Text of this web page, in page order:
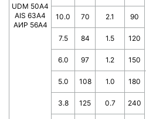
UDM 50A4
AIS 63A4
АИР 56А4
10.0 70 2.1 90
7.5 84 1.5 120
6.0 97 1.2 150
5.0 108 1.0 180
3.8 125 0.7 240